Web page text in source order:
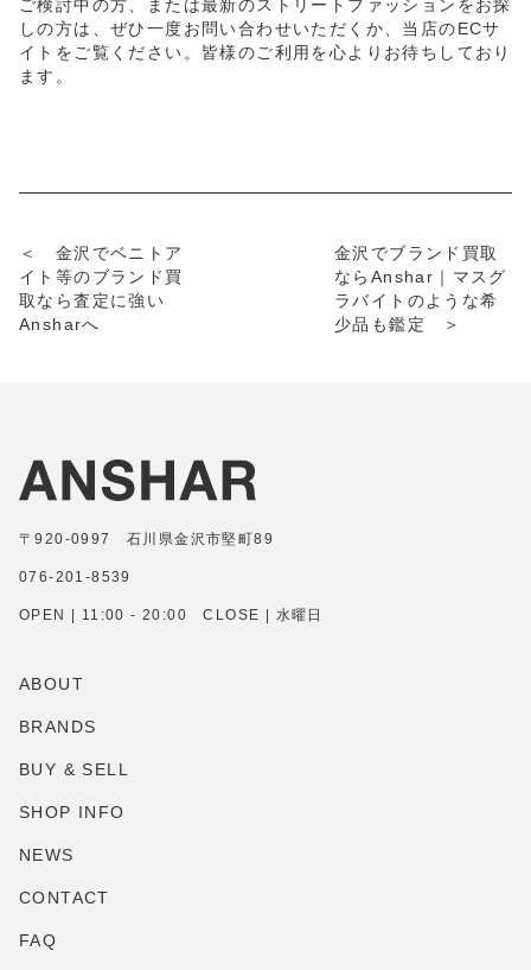
ご検討中の方、または最新のストリートファッションをお探
しの方は、ぜひ一度お問い合わせいただくか、当店のECサ
イトをご覧ください。皆様のご利用を心よりお待ちしており
ます。
＜ 金沢でベニトア
イト等のブランド買
取なら査定に強い
Ansharへ
金沢でブランド買取
ならAnshar｜マスグ
ラバイトのような希
少品も鑑定 ＞
〒920-0997 石川県金沢市堅町89
076-201-8539
OPEN | 11:00 - 20:00 CLOSE | 水曜日
ABOUT
BRANDS
BUY & SELL
SHOP INFO
NEWS
CONTACT
FAQ